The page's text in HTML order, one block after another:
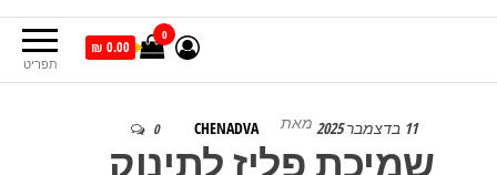
תפריט
0
0.00 ₪
11 בדצמבר 2025 מאת CHENADVA
0
שמיכת פליז לתינוק